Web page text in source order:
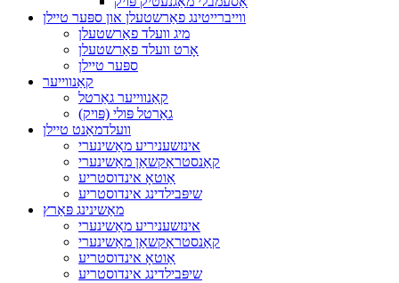
ווייברייטינג פאַרשטעלן און ספּער טיילן
מיג וועלד פאַרשטעלן
אָרט וועלד פאַרשטעלן
ספּער טיילן
קאַנווייער
קאַנווייער גאַרטל
גאַרטל פּולי (פּויק)
וועלדמאַנט טיילן
אינזשעניריע מאַשינערי
קאַנסטראַקשאַן מאַשינערי
אַוטאָ אינדוסטריע
שיפּבילדינג אינדוסטריע
מאַשינינג פּאַרץ
אינזשעניריע מאַשינערי
קאַנסטראַקשאַן מאַשינערי
אַוטאָ אינדוסטריע
שיפּבילדינג אינדוסטריע